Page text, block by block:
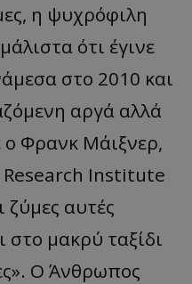
η ψυχρόφιλη
ότι έγινε
στο 2010 και
αργά αλλά
Φρανκ Μάιξνερ,
Research Institute
αυτές
στο μακρύ ταξίδι
Ο Άνθρωπος